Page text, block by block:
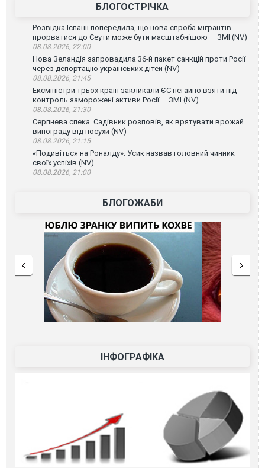
БЛОГОСТРІЧКА
Розвідка Іспанії попередила, що нова спроба мігрантів
прорватися до Сеути може бути масштабнішою — ЗМІ (NV)
08.08.2026, 22:00
Нова Зеландія запровадила 36-й пакет санкцій проти Росії
через депортацію українських дітей (NV)
08.08.2026, 21:45
Ексміністри трьох країн закликали ЄС негайно взяти під
контроль заморожені активи Росії — ЗМІ (NV)
08.08.2026, 21:30
Серпнева спека. Садівник розповів, як врятувати врожай
винограду від посухи (NV)
08.08.2026, 21:15
«Подивіться на Роналду»: Усик назвав головний чинник
своїх успіхів (NV)
08.08.2026, 21:00
БЛОГОЖАБИ
ІНФОГРАФІКА